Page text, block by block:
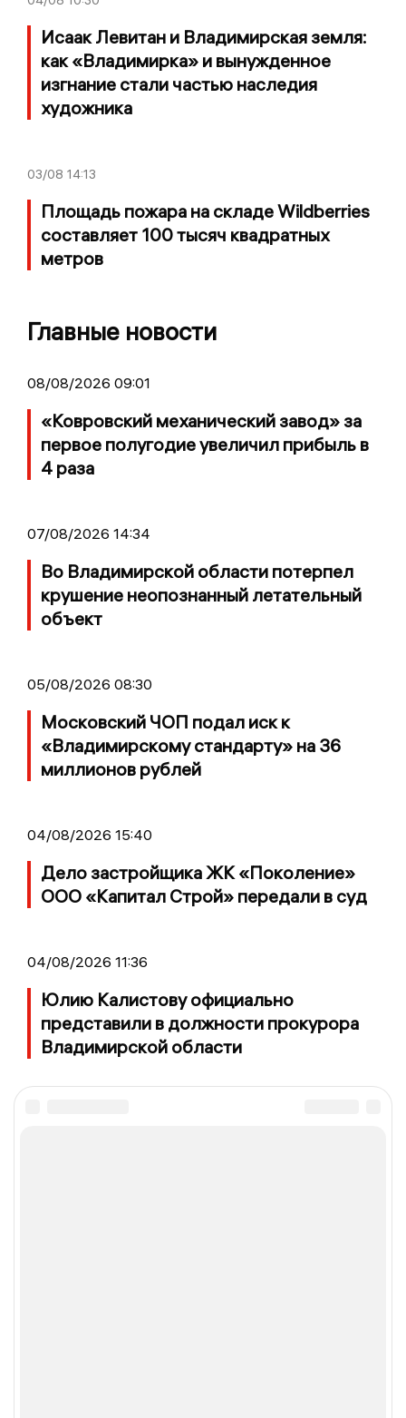
Исаак Левитан и Владимирская земля:
как «Владимирка» и вынужденное
изгнание стали частью наследия
художника
03/08 14:13
Площадь пожара на складе Wildberries
составляет 100 тысяч квадратных
метров
Главные новости
08/08/2026 09:01
«Ковровский механический завод» за
первое полугодие увеличил прибыль в
4 раза
07/08/2026 14:34
Во Владимирской области потерпел
крушение неопознанный летательный
объект
05/08/2026 08:30
Московский ЧОП подал иск к
«Владимирскому стандарту» на 36
миллионов рублей
04/08/2026 15:40
Дело застройщика ЖК «Поколение»
ООО «Капитал Строй» передали в суд
04/08/2026 11:36
Юлию Калистову официально
представили в должности прокурора
Владимирской области